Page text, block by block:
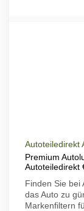
Autoteiledirekt
Premium
Autoteiledirekt
Finden Sie bei
das Auto zu
Markenfiltern